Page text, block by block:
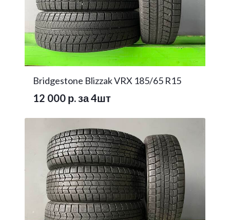
Bridgestone Blizzak VRX 185/65 R15
12 000 р. за 4шт